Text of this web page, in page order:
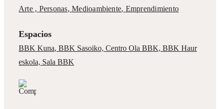
Arte , Personas,Medioambiente, Emprendimiento
Espacios
BBK Kuna, BBK Sasoiko, Centro Ola BBK, BBK Haur
eskola, Sala BBK